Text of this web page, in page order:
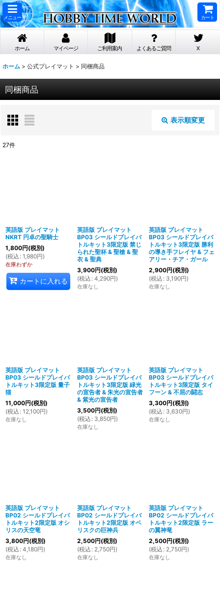
メニュー カート
ホーム マイページ ご利用案内 よくあるご質問 X
ホーム > 公式プレイマット > 同梱商品
同梱商品
表示順変更
絞り込む
27件
英語版 プレイマット
NKRT 円卓の聖騎士
1,800円(税別)
(税込 : 1,980円)
在庫わずか
カートに入れる
英語版 プレイマット
BP03 シールドプレイバ
トルキット3限定版 禁じ
られた聖杯 & 聖槍 & 聖
衣 & 聖典
3,900円(税別)
(税込 : 4,290円)
在庫なし
英語版 プレイマット
BP03 シールドプレイバ
トルキット3限定版 勝利
の導き手フレイヤ & フェ
アリー・チア・ガール
2,900円(税別)
(税込 : 3,190円)
在庫なし
英語版 プレイマット
BP03 シールドプレイバ
トルキット3限定版 量子
猫
11,000円(税別)
(税込 : 12,100円)
在庫なし
英語版 プレイマット
BP03 シールドプレイバ
トルキット3限定版 緑光
の宣告者 & 朱光の宣告者
& 紫光の宣告者
3,500円(税別)
(税込 : 3,850円)
在庫なし
英語版 プレイマット
BP03 シールドプレイバ
トルキット3限定版 タイ
フーン & 不屈の闘志
3,300円(税別)
(税込 : 3,630円)
在庫なし
英語版 プレイマット
BP02 シールドプレイバ
トルキット2限定版 オシ
リスの天空竜
3,800円(税別)
(税込 : 4,180円)
在庫なし
英語版 プレイマット
BP02 シールドプレイバ
トルキット2限定版 オベ
リスクの巨神兵
2,500円(税別)
(税込 : 2,750円)
在庫なし
英語版 プレイマット
BP02 シールドプレイバ
トルキット2限定版 ラー
の翼神竜
2,500円(税別)
(税込 : 2,750円)
在庫なし